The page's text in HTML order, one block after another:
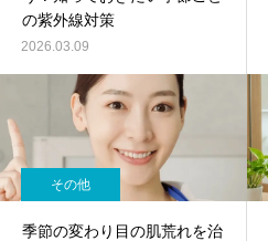
の紫外線対策
2026.03.09
その他
季節の変わり目の肌荒れを治